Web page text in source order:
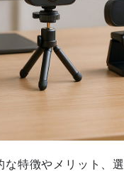
特徴やメリット、